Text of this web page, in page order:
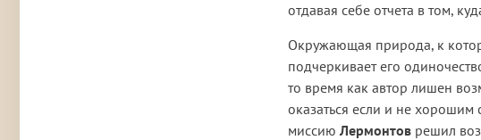
отдавая себе отчета в том,
Окружающая природа, к
подчеркивает его
то время как автор лишен
оказаться если и не хорошим
миссиюЛермонтов решил